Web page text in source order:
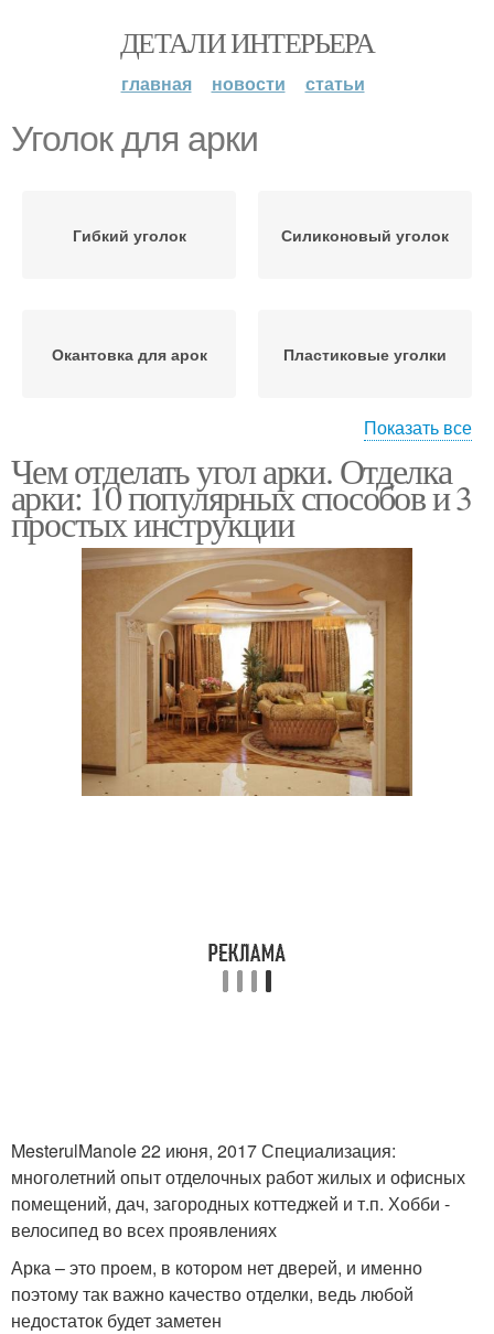
ДЕТАЛИ ИНТЕРЬЕРА
главная новости статьи
Уголок для арки
Гибкий уголок Силиконовый уголок
Окантовка для арок Пластиковые уголки
Уголок на арку Уголок по радиусу
Показать все
Чем отделать угол арки. Отделка
арки: 10 популярных способов и 3
простых инструкции
MesterulManole 22 июня, 2017 Специализация:
многолетний опыт отделочных работ жилых и офисных
помещений, дач, загородных коттеджей и т.п. Хобби -
велосипед во всех проявлениях
Арка – это проем, в котором нет дверей, и именно
поэтому так важно качество отделки, ведь любой
недостаток будет заметен